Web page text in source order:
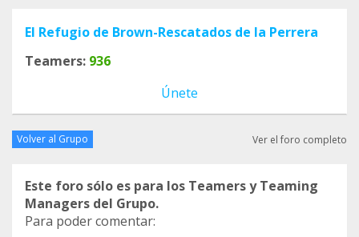
El Refugio de Brown-Rescatados de la Perrera
Teamers: 936
Únete
Volver al Grupo Ver el foro completo
Este foro sólo es para los Teamers y Teaming
Managers del Grupo.
Para poder comentar: